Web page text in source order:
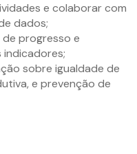
e colaborar com
dados;
progresso e
sobre igualdade de
e prevenção de